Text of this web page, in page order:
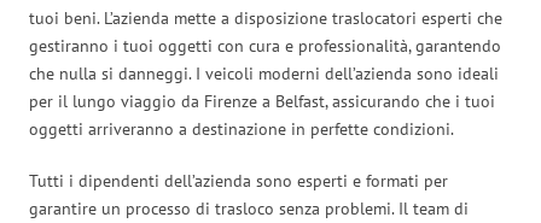
tuoi beni. L’azienda mette a disposizione traslocatori esperti che
gestiranno i tuoi oggetti con cura e professionalità, garantendo
che nulla si danneggi. I veicoli moderni dell’azienda sono ideali
per il lungo viaggio da Firenze a Belfast, assicurando che i tuoi
oggetti arriveranno a destinazione in perfette condizioni.
Tutti i dipendenti dell’azienda sono esperti e formati per
garantire un processo di trasloco senza problemi. Il team di